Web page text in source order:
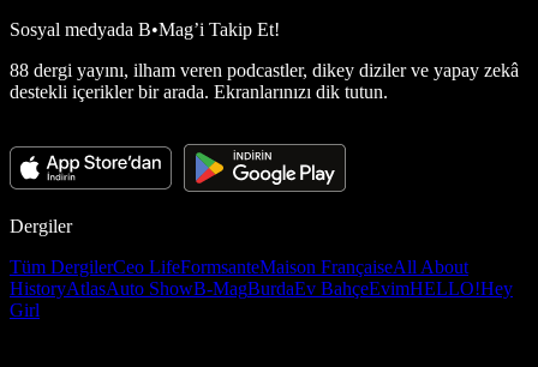
Sosyal medyada B•Mag’i Takip Et!
88 dergi yayını, ilham veren podcastler, dikey diziler ve yapay zekâ
destekli içerikler bir arada. Ekranlarınızı dik tutun.
Dergiler
Tüm DergilerCeo LifeFormsanteMaison FrançaiseAll About
HistoryAtlasAuto ShowB-MagBurdaEv BahçeEvimHELLO!Hey
Girl